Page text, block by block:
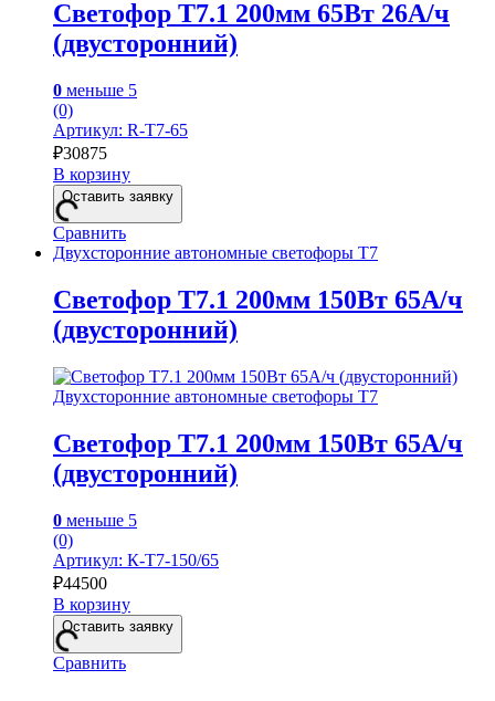
Светофор Т7.1 200мм 65Вт 26А/ч
(двусторонний)
0 меньше 5
(0)
Артикул: R-Т7-65
₽30875
В корзину
Оставить заявку
Сравнить
Двухсторонние автономные светофоры Т7
Светофор Т7.1 200мм 150Вт 65А/ч
(двусторонний)
Двухсторонние автономные светофоры Т7
Светофор Т7.1 200мм 150Вт 65А/ч
(двусторонний)
0 меньше 5
(0)
Артикул: К-Т7-150/65
₽44500
В корзину
Оставить заявку
Сравнить